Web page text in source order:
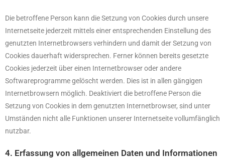
Die betroffene Person kann die Setzung von Cookies durch unsere
Internetseite jederzeit mittels einer entsprechenden Einstellung des
genutzten Internetbrowsers verhindern und damit der Setzung von
Cookies dauerhaft widersprechen. Ferner können bereits gesetzte
Cookies jederzeit über einen Internetbrowser oder andere
Softwareprogramme gelöscht werden. Dies ist in allen gängigen
Internetbrowsern möglich. Deaktiviert die betroffene Person die
Setzung von Cookies in dem genutzten Internetbrowser, sind unter
Umständen nicht alle Funktionen unserer Internetseite vollumfänglich
nutzbar.
4. Erfassung von allgemeinen Daten und Informationen